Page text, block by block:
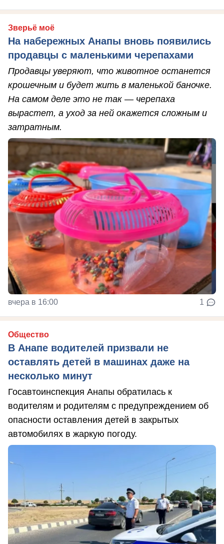
Зверьё моё
На набережных Анапы вновь появились
продавцы с маленькими черепахами
Продавцы уверяют, что животное останется
крошечным и будет жить в маленькой баночке.
На самом деле это не так — черепаха
вырастет, а уход за ней окажется сложным и
затратным.
вчера в 16:00 1
Общество
В Анапе водителей призвали не
оставлять детей в машинах даже на
несколько минут
Госавтоинспекция Анапы обратилась к
водителям и родителям с предупреждением об
опасности оставления детей в закрытых
автомобилях в жаркую погоду.